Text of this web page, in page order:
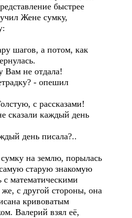
быстрее
Жене сумку,
шагов, а потом, как
не отдала!
- опешил
с рассказами!
сказали каждый день
день писала?..
на землю, порылась
старую знакомую
с математическими
с другой стороны, она
кривоватым
Валерий взял её,